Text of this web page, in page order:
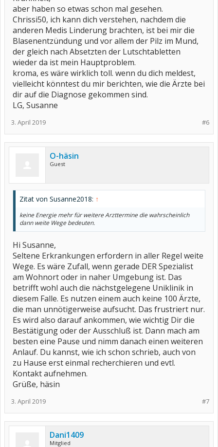
aber haben so etwas schon mal gesehen.
Chrissi50, ich kann dich verstehen, nachdem die
anderen Medis Linderung brachten, ist bei mir die
Blasenentzündung und vor allem der Pilz im Mund,
der gleich nach Absetzten der Lutschtabletten
wieder da ist mein Hauptproblem.
kroma, es wäre wirklich toll. wenn du dich meldest,
vielleicht könntest du mir berichten, wie die Ärzte bei
dir auf die Diagnose gekommen sind.
LG, Susanne
#6
3. April 2019
O-häsin
Guest
Zitat von Susanne2018: ↑
keine Energie mehr für weitere Arzttermine die wahrscheinlich
dann weite Wege bedeuten.
Hi Susanne,
Seltene Erkrankungen erfordern in aller Regel weite
Wege. Es wäre Zufall, wenn gerade DER Spezialist
am Wohnort oder in naher Umgebung ist. Das
betrifft wohl auch die nächstgelegene Uniklinik in
diesem Falle. Es nutzen einem auch keine 100 Ärzte,
die man unnötigerweise aufsucht. Das frustriert nur.
Es wird also darauf ankommen, wie wichtig Dir die
Bestätigung oder der Ausschluß ist. Dann mach am
besten eine Pause und nimm danach einen weiteren
Anlauf. Du kannst, wie ich schon schrieb, auch von
zu Hause erst einmal recherchieren und evtl.
Kontakt aufnehmen.
Grüße, häsin
#7
3. April 2019
Dani1409
Mitglied